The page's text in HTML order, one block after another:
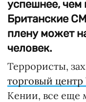
успешнее, чем
Британские
плену может
человек.
Террористы,
торговый центр
Кении, все еще